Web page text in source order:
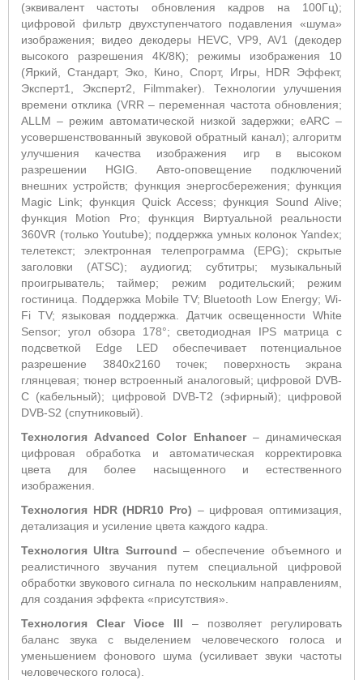
(эквивалент частоты обновления кадров на 100Гц);
цифровой фильтр двухступенчатого подавления «шума»
изображения; видео декодеры HEVC, VP9, AV1 (декодер
высокого разрешения 4К/8К); режимы изображения 10
(Яркий, Стандарт, Эко, Кино, Спорт, Игры, HDR Эффект,
Эксперт1, Эксперт2, Filmmaker). Технологии улучшения
времени отклика (VRR – переменная частота обновления;
ALLM – режим автоматической низкой задержки; eARC –
усовершенствованный звуковой обратный канал); алгоритм
улучшения качества изображения игр в высоком
разрешении HGIG. Авто-оповещение подключений
внешних устройств; функция энергосбережения; функция
Magic Link; функция Quick Access; функция Sound Alive;
функция Motion Pro; функция Виртуальной реальности
360VR (только Youtube); поддержка умных колонок Yandex;
телетекст; электронная телепрограмма (EPG); скрытые
заголовки (ATSC); аудиогид; субтитры; музыкальный
проигрыватель; таймер; режим родительский; режим
гостиница. Поддержка Mobile TV; Bluetooth Low Energy; Wi-
Fi TV; языковая поддержка. Датчик освещенности White
Sensor; угол обзора 178°; светодиодная IPS матрица с
подсветкой Edge LED обеспечивает потенциальное
разрешение 3840x2160 точек; поверхность экрана
глянцевая; тюнер встроенный аналоговый; цифровой DVB-
C (кабельный); цифровой DVB-T2 (эфирный); цифровой
DVB-S2 (спутниковый).
Технология Advanced Color Enhancer– динамическая
цифровая обработка и автоматическая корректировка
цвета для более насыщенного и естественного
изображения.
Технология HDR (HDR10 Pro) – цифровая оптимизация,
детализация и усиление цвета каждого кадра.
Технология Ultra Surround– обеспечение объемного и
реалистичного звучания путем специальной цифровой
обработки звукового сигнала по нескольким направлениям,
для создания эффекта «присутствия».
Технология Clear Vioce III – позволяет регулировать
баланс звука с выделением человеческого голоса и
уменьшением фонового шума (усиливает звуки частоты
человеческого голоса).